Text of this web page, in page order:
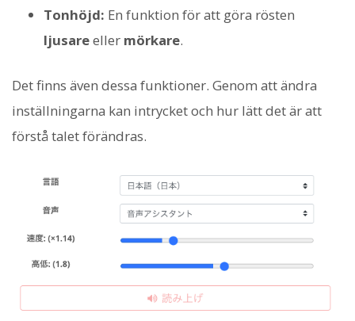
Tonhöjd: En funktion för att göra rösten
ljusareeller mörkare.
Det finns även dessa funktioner. Genom att ändra
inställningarna kan intrycket och hur lätt det är att
förstå talet förändras.